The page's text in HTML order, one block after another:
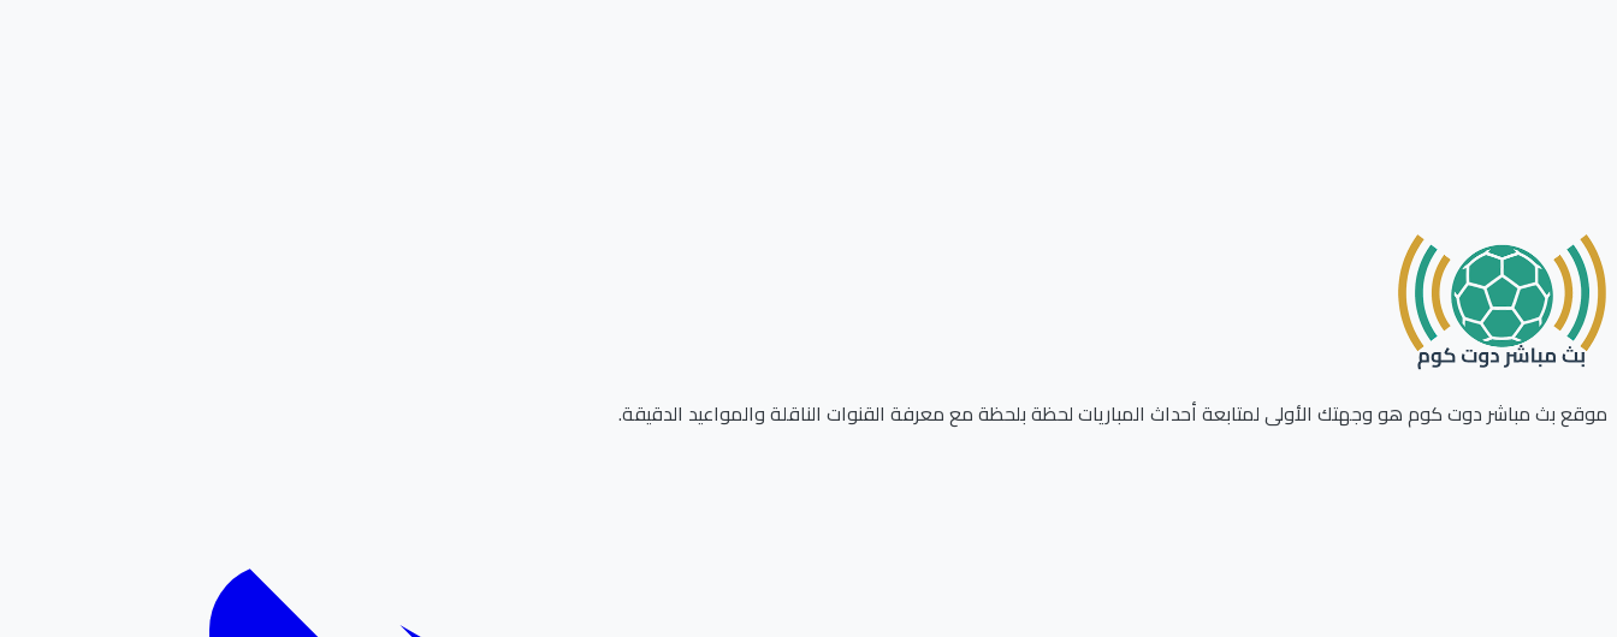
موقع بث مباشر دوت كوم هو وجهتك الأولى لمتابعة أحداث المباريات لحظة بلحظة مع معرفة القنوات الناقلة والمواعيد الدقيقة.